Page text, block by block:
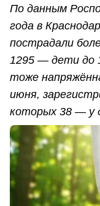
По данным
года в
пострадали
1295 — дети до
тоже
июня,
которых 38 — у